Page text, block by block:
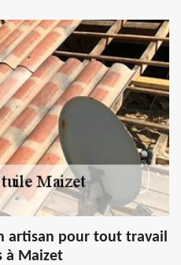
artisan pour tout travail
à Maizet